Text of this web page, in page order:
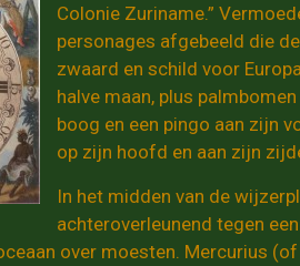
Colonie Zuriname.”
personages afgebeeld die
zwaard en schild voor
halve maan, plus
boog en een pingo aan zijn
op zijn hoofd en aan zijn
In het midden van de
achteroverleunend tegen
over moesten. Mercurius